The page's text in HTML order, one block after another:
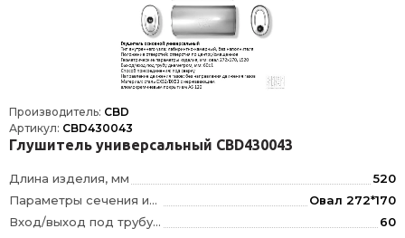
Производитель: CBD
Артикул: CBD430043
Глушитель универсальный CBD430043
Длина изделия, мм
520
Параметры сечения изделия, мм
Овал 272*170
Вход/выход под трубу диаметром, мм
60